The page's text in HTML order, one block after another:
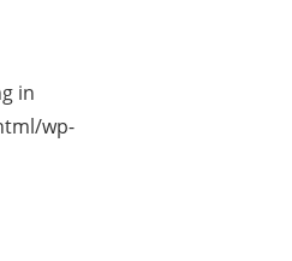
in
wp-